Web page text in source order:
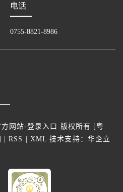
电话
0755-8821-8986
网站-登录入口 版权所有 [粤
|RSS XML 技术支持： 华企立